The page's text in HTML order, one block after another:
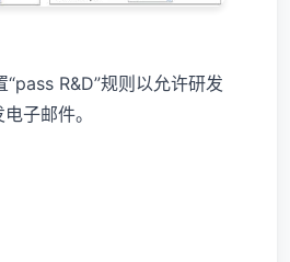
R&D”规则以允许研发
子邮件。